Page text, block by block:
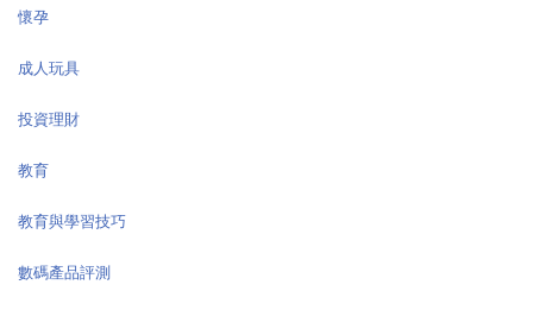
懷孕
成人玩具
投資理財
教育
教育與學習技巧
數碼產品評測